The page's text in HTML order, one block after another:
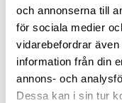
och annonserna till
för sociala medier
vidarebefordrar
information från din
annons- och
Dessa kan i sin tur
För dig som är